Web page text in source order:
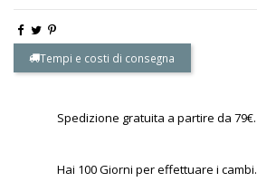
Tempi e costi di consegna
Spedizione gratuita a partire da 79€.
Hai 100 Giorni per effettuare i cambi.